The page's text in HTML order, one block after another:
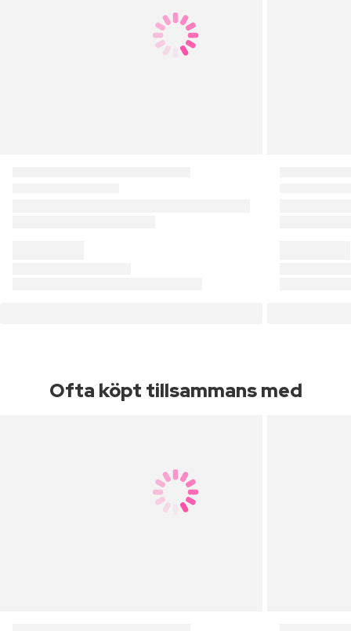
Ofta köpt tillsammans med